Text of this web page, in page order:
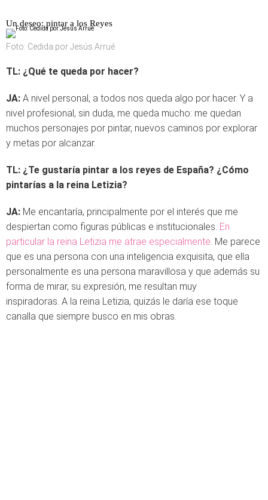
Un deseo: pintar a los Reyes
Foto: Cedida por Jesús Arrué
TL: ¿Qué te queda por hacer?
JA: A nivel personal, a todos nos queda algo por hacer. Y a
nivel profesional, sin duda, me queda mucho: me quedan
muchos personajes por pintar, nuevos caminos por explorar
y metas por alcanzar.
TL: ¿Te gustaría pintar a los reyes de España? ¿Cómo
pintarías a la reina Letizia?
JA: Me encantaría, principalmente por el interés que me
despiertan como figuras públicas e institucionales. En
particular la reina Letizia me atrae especialmente. Me parece
que es una persona con una inteligencia exquisita, que ella
personalmente es una persona maravillosa y que además su
forma de mirar, su expresión, me resultan muy
inspiradoras. A la reina Letizia, quizás le daría ese toque
canalla que siempre busco en mis obras.